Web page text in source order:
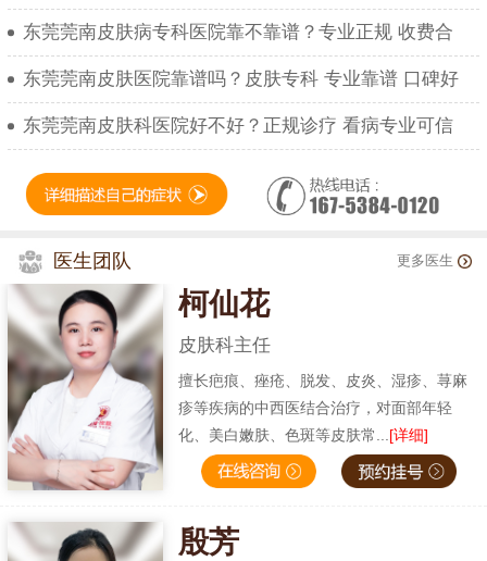
东莞莞南皮肤病专科医院靠不靠谱？专业正规 收费合
东莞莞南皮肤医院靠谱吗？皮肤专科 专业靠谱 口碑好
东莞莞南皮肤科医院好不好？正规诊疗 看病专业可信
医生团队 更多医生
柯仙花
皮肤科主任
擅长疤痕、痤疮、脱发、皮炎、湿疹、荨麻
疹等疾病的中西医结合治疗，对面部年轻
化、美白嫩肤、色斑等皮肤常... [详细]
殷芳